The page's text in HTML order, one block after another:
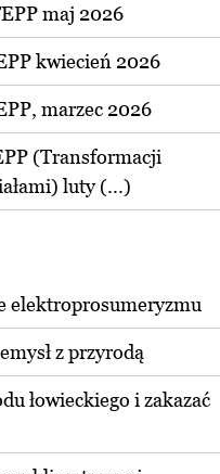
maj 2026
kwiecień 2026
marzec 2026
(Transformacji
luty (...)
elektroprosumeryzmu
z przyrodą
łowieckiego i zakazać